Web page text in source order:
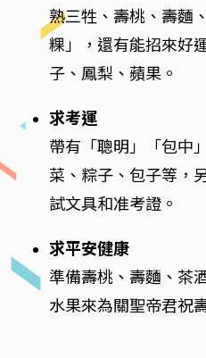
熟三牲、壽桃、壽麵
粿」，還有能招來好
子、鳳梨、蘋果。
求考運
帶有「聰明」「包中
菜、粽子、包子等，
試文具和准考證。
求平安健康
準備壽桃、壽麵、茶
水果來為關聖帝君祝